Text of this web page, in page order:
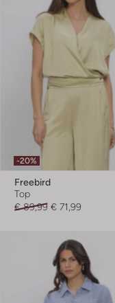
-20%
Freebird
Top
€ 89,99 € 71,99